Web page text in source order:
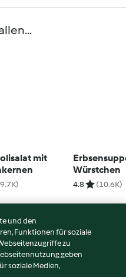
mit
Würstchen
4.8 (10.6K)
und den
Funktionen für soziale
zu
geben
soziale Medien,